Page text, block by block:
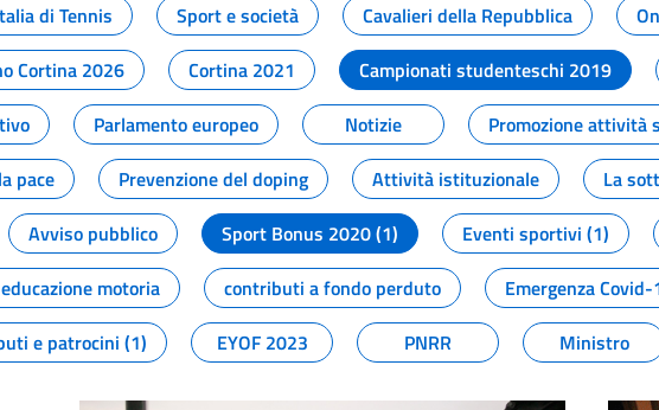
di Tennis Sport e società Cavalieri della Repubblica
Cortina 2026 Cortina 2021 Campionati studenteschi 2019
Parlamento europeo Notizie Promozione attività
pace
Prevenzione del doping Attività istituzionale La
Avviso pubblico Sport Bonus 2020 (1) Eventi sportivi (1)
motoria contributi a fondo perduto Emergenza
e patrocini (1) EYOF 2023 PNRR Ministro